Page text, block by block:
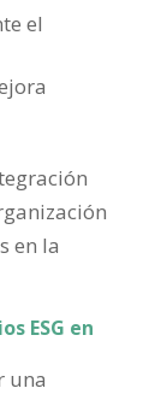
el
en la
ESG en
una